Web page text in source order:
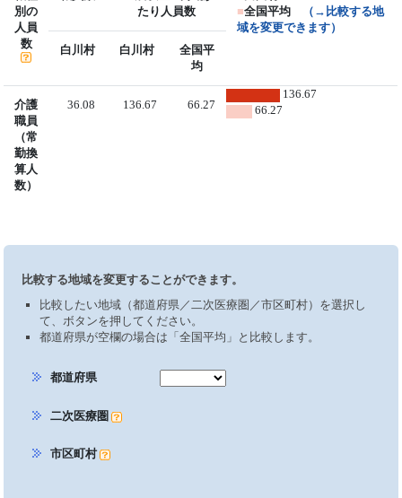
別の
人員
数
たり人員数
■全国平均
（→比較する地
域を変更できます）
白川村
白川村
全国平
均
介護
職員
（常
勤換
算人
数）
36.08 136.67 66.27
136.67
66.27
比較する地域を変更することができます。
比較したい地域（都道府県／二次医療圏／市区町村）を選択し
て、ボタンを押してください。
都道府県が空欄の場合は「全国平均」と比較します。
都道府県
二次医療圏
市区町村